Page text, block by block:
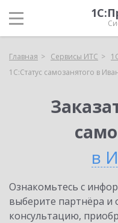
Главная Сервисы ИТС
1С:Статус самозанятого в
в
Ознакомьтесь с
выберите партнёра и
консультацию,